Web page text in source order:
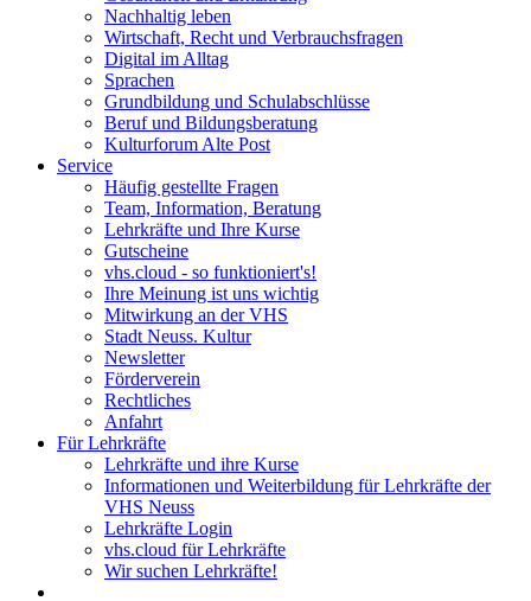
Nachhaltig leben
Wirtschaft, Recht und Verbrauchsfragen
Digital im Alltag
Sprachen
Grundbildung und Schulabschlüsse
Beruf und Bildungsberatung
Kulturforum Alte Post
Service
Häufig gestellte Fragen
Team, Information, Beratung
Lehrkräfte und Ihre Kurse
Gutscheine
vhs.cloud - so funktioniert's!
Ihre Meinung ist uns wichtig
Mitwirkung an der VHS
Stadt Neuss. Kultur
Newsletter
Förderverein
Rechtliches
Anfahrt
Für Lehrkräfte
Lehrkräfte und ihre Kurse
Informationen und Weiterbildung für Lehrkräfte der
VHS Neuss
Lehrkräfte Login
vhs.cloud für Lehrkräfte
Wir suchen Lehrkräfte!